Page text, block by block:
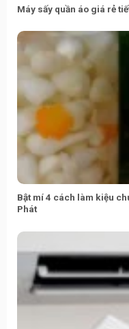
Máy sấy quần áo giá rẻ
Bật mí 4 cách làm kiệu
Phát